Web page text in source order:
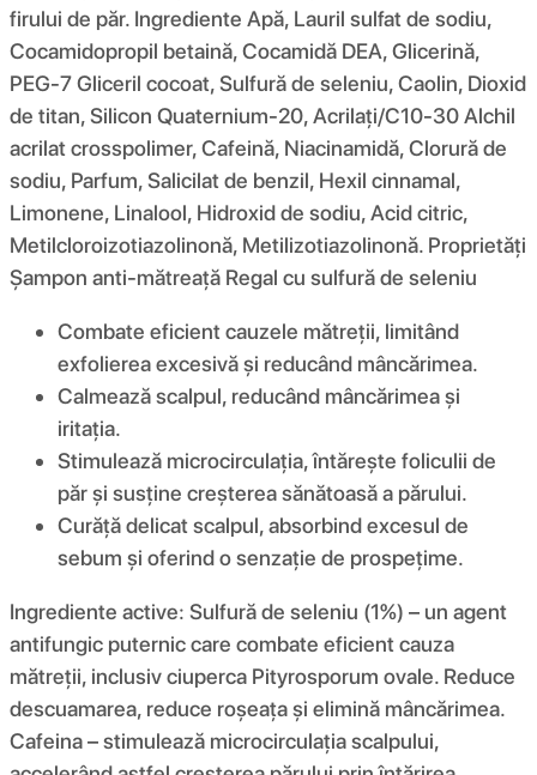
firului de păr. Ingrediente Apă, Lauril sulfat de sodiu,
Cocamidopropil betaină, Cocamidă DEA, Glicerină,
PEG-7 Gliceril cocoat, Sulfură de seleniu, Caolin, Dioxid
de titan, Silicon Quaternium-20, Acrilați/C10-30 Alchil
acrilat crosspolimer, Cafeină, Niacinamidă, Clorură de
sodiu, Parfum, Salicilat de benzil, Hexil cinnamal,
Limonene, Linalool, Hidroxid de sodiu, Acid citric,
Metilcloroizotiazolinonă, Metilizotiazolinonă. Proprietăți
Șampon anti-mătreață Regal cu sulfură de seleniu
Combate eficient cauzele mătreții, limitând
exfolierea excesivă și reducând mâncărimea.
Calmează scalpul, reducând mâncărimea și
iritația.
Stimulează microcirculația, întărește foliculii de
păr și susține creșterea sănătoasă a părului.
Curăță delicat scalpul, absorbind excesul de
sebum și oferind o senzație de prospețime.
Ingrediente active: Sulfură de seleniu (1%) – un agent
antifungic puternic care combate eficient cauza
mătreții, inclusiv ciuperca Pityrosporum ovale. Reduce
descuamarea, reduce roșeața și elimină mâncărimea.
Cafeina – stimulează microcirculația scalpului,